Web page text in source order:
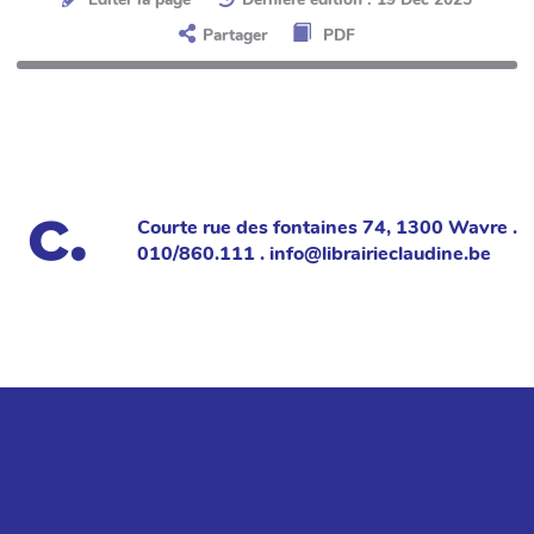
Partager
PDF
Courte rue des fontaines 74, 1300 Wavre .
010/860.111 . info@librairieclaudine.be